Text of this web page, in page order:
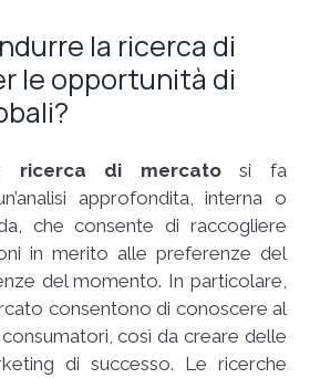
la ricerca di
le opportunità di
ricerca di mercatosi fa
approfondita, interna o
che consente di raccogliere
in merito alle preferenze del
del momento. In particolare,
consentono di conoscere al
così da creare delle
di successo. Le ricerche